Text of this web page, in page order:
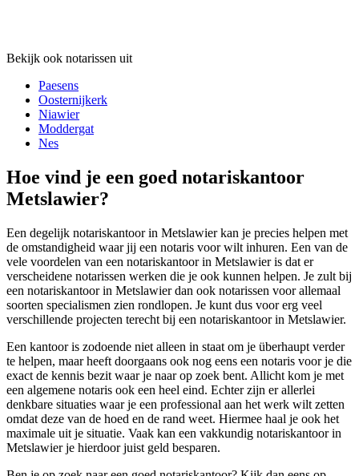
Bekijk ook notarissen uit
Paesens
Oosternijkerk
Niawier
Moddergat
Nes
Hoe vind je een goed notariskantoor
Metslawier?
Een degelijk notariskantoor in Metslawier kan je precies helpen met
de omstandigheid waar jij een notaris voor wilt inhuren. Een van de
vele voordelen van een notariskantoor in Metslawier is dat er
verscheidene notarissen werken die je ook kunnen helpen. Je zult bij
een notariskantoor in Metslawier dan ook notarissen voor allemaal
soorten specialismen zien rondlopen. Je kunt dus voor erg veel
verschillende projecten terecht bij een notariskantoor in Metslawier.
Een kantoor is zodoende niet alleen in staat om je überhaupt verder
te helpen, maar heeft doorgaans ook nog eens een notaris voor je die
exact de kennis bezit waar je naar op zoek bent. Allicht kom je met
een algemene notaris ook een heel eind. Echter zijn er allerlei
denkbare situaties waar je een professional aan het werk wilt zetten
omdat deze van de hoed en de rand weet. Hiermee haal je ook het
maximale uit je situatie. Vaak kan een vakkundig notariskantoor in
Metslawier je hierdoor juist geld besparen.